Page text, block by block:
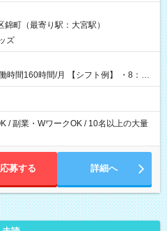
町（最寄り駅：大宮駅）
ズ
月 【シフト例】 ・8：00
/ 副業・WワークOK / 10名以上の大量
応募する 詳細へ